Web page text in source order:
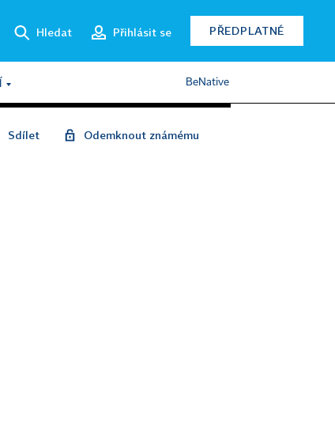
Hledat Přihlásit se PŘEDPLATNÉ
BeNative
Sdílet Odemknout známému